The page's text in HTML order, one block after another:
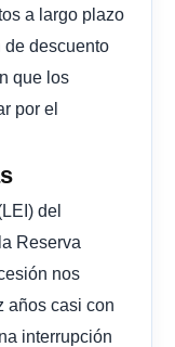
a largo plazo
de descuento
que los
por el
del
Reserva
nos
años casi con
interrupción